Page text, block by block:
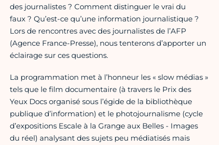
des journalistes ? Comment distinguer le vrai du
faux ? Qu’est-ce qu’une information journalistique ?
Lors de rencontres avec des journalistes de l’AFP
(Agence France-Presse), nous tenterons d’apporter un
éclairage sur ces questions.
La programmation met à l’honneur les « slow médias »
tels que le film documentaire (à travers le Prix des
Yeux Docs organisé sous l’égide de la bibliothèque
publique d’information) et le photojournalisme (cycle
d’expositions Escale à la Grange aux Belles - Images
du réel) analysant des sujets peu médiatisés mais